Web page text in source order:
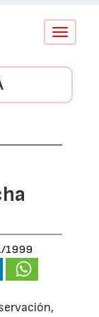
Conmutar
1999